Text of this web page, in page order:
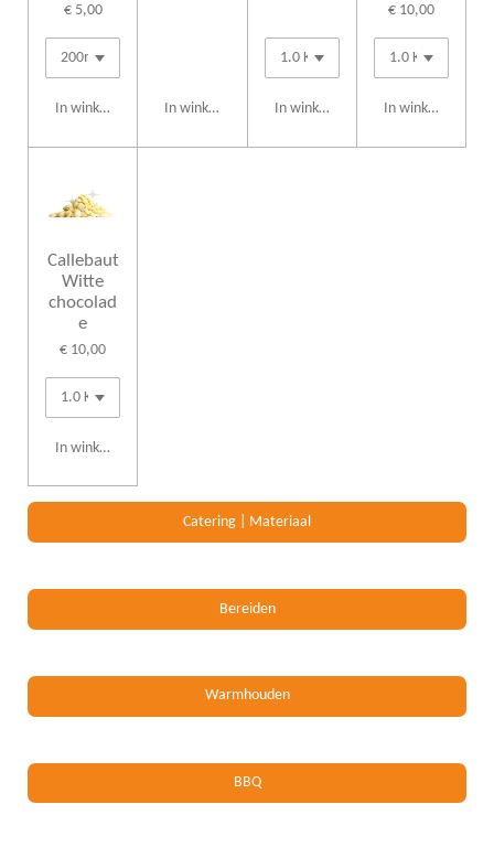
€ 5,00
In winkelwagen In winkelwagen In winkelwagen
€ 10,00
In winkelwagen
Callebaut
Witte
chocolad
e
€ 10,00
In winkelwagen
Catering | Materiaal
Bereiden
Warmhouden
BBQ